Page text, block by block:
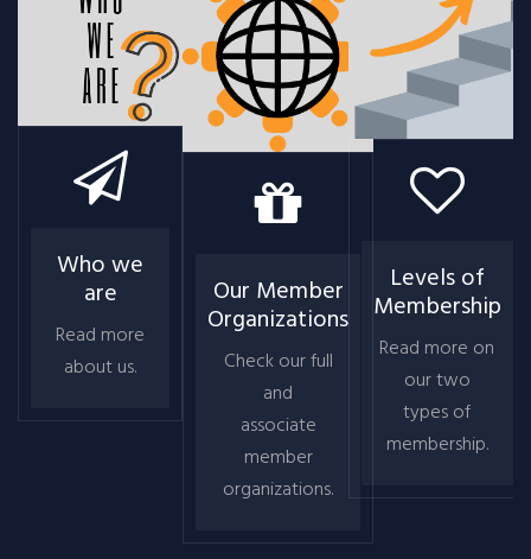
Who we
are
Read more
about us.
Our Member
Organizations
Check our full
and
associate
member
organizations.
Levels of
Membership
Read more on
our two
types of
membership.